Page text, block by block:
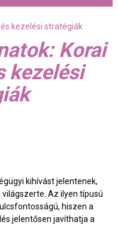
kezelési stratégiák
Korai
kezelési
kihívást jelentenek,
Az ilyen típusú
hiszen a
jelentősen javíthatja a